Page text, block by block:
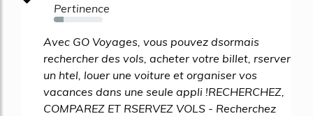
Pertinence
20%
Avec GO Voyages, vous pouvez dsormais
rechercher des vols, acheter votre billet, rserver
un htel, louer une voiture et organiser vos
vacances dans une seule appli !RECHERCHEZ,
COMPAREZ ET RSERVEZ VOLS - Recherchez